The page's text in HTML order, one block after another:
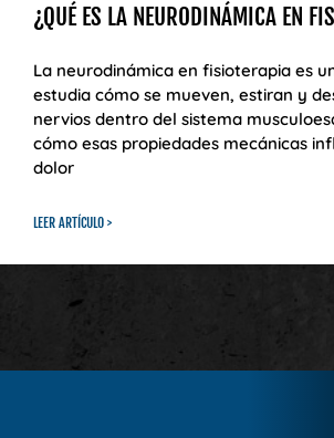
¿QUÉ ES LA NEURODINÁMICA EN
La neurodinámica en fisioterapia es
estudia cómo se mueven, estiran y
nervios dentro del sistema
cómo esas propiedades mecánicas
dolor
LEER ARTÍCULO >